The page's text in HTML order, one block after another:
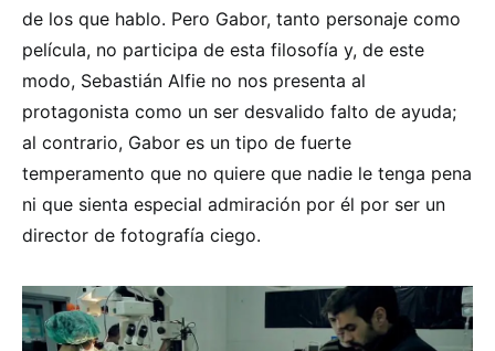
de los que hablo. Pero Gabor, tanto personaje como
película, no participa de esta filosofía y, de este
modo, Sebastián Alfie no nos presenta al
protagonista como un ser desvalido falto de ayuda;
al contrario, Gabor es un tipo de fuerte
temperamento que no quiere que nadie le tenga pena
ni que sienta especial admiración por él por ser un
director de fotografía ciego.